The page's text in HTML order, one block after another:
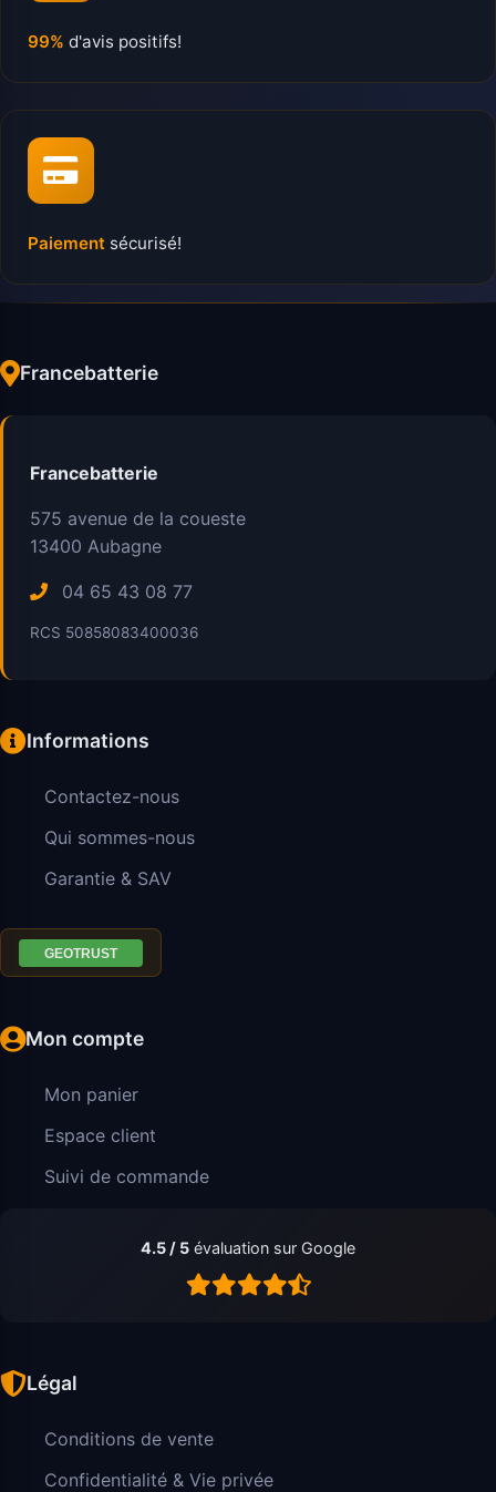
99% d'avis positifs!
Paiement sécurisé!
Francebatterie
Francebatterie
575 avenue de la coueste
13400 Aubagne
04 65 43 08 77
RCS 50858083400036
Informations
Contactez-nous
Qui sommes-nous
Garantie & SAV
Mon compte
Mon panier
Espace client
Suivi de commande
4.5 / 5 évaluation sur Google
Légal
Conditions de vente
Confidentialité & Vie privée